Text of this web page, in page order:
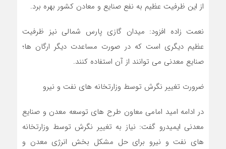
از این ظرفیت عظیم به نفع صنایع و معادن کشور بهره برد.
نعمت زاده افزود: میدان گازی پارس شمالی نیز ظرفیت
عظیم دیگری است که در صورت مساعدت دیگر ارگان ها؛
صنایع معدنی می توانند از آن استفاده کنند.
ضرورت تغییر نگرش توسط وزارتخانه های نفت و نیرو
در ادامه امید امامی معاون طرح های توسعه معدن و صنایع
معدنی ایمیدرو گفت: نیاز به تغییر نگرش توسط وزارتخانه
های نفت و نیرو برای حل مشکل بخش انرژی معدن و